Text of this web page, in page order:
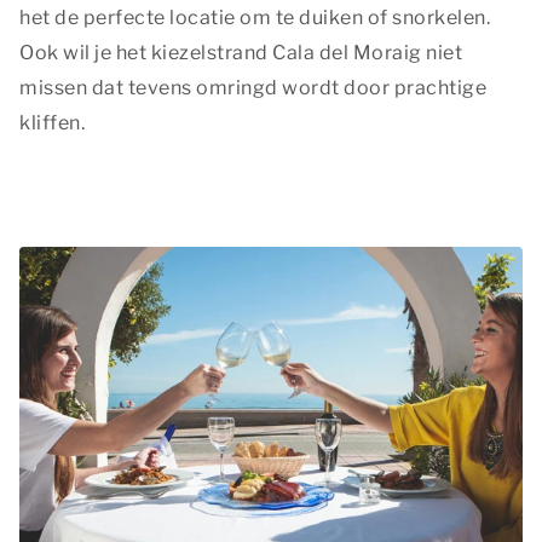
het de perfecte locatie om te duiken of snorkelen.
Ook wil je het kiezelstrand Cala del Moraig niet
missen dat tevens omringd wordt door prachtige
kliffen.